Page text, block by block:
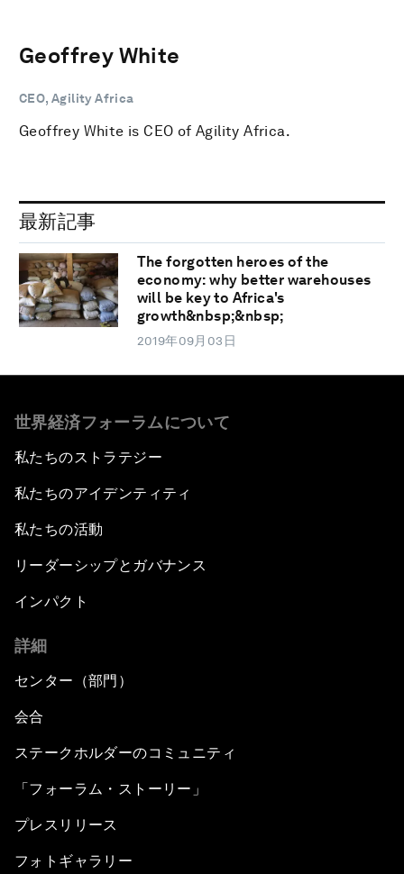
Geoffrey White
CEO, Agility Africa
Geoffrey White is CEO of Agility Africa.
最新記事
The forgotten heroes of the
economy: why better warehouses
will be key to Africa's
growth&nbsp;&nbsp;
2019年09月03日
世界経済フォーラムについて
私たちのストラテジー
私たちのアイデンティティ
私たちの活動
リーダーシップとガバナンス
インパクト
詳細
センター（部門）
会合
ステークホルダーのコミュニティ
「フォーラム・ストーリー」
プレスリリース
フォトギャラリー